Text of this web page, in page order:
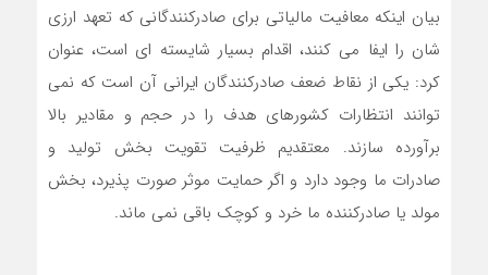
بیان اینکه معافیت مالیاتی برای صادرکنندگانی که تعهد ارزی
شان را ایفا می کنند، اقدام بسیار شایسته ای است، عنوان
کرد: یکی از نقاط ضعف صادرکنندگان ایرانی آن است که نمی
توانند انتظارات کشورهای هدف را در حجم و مقادیر بالا
برآورده سازند. معتقدیم ظرفیت تقویت بخش تولید و
صادرات ما وجود دارد و اگر حمایت موثر صورت پذیرد، بخش
مولد یا صادرکننده ما خرد و کوچک باقی نمی ماند.